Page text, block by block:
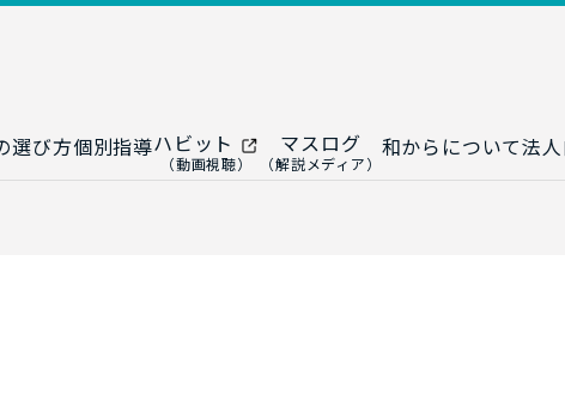
選び方個別指導ハビット
（動画視聴）
マスログ
（解説メディア）
和からについて法